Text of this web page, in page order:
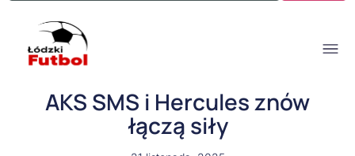
AKS SMS i Hercules znów
łączą siły